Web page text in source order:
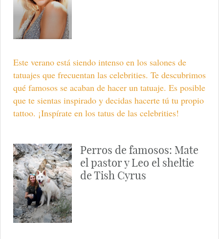
Este verano está siendo intenso en los salones de
tatuajes que frecuentan las celebrities. Te descubrimos
qué famosos se acaban de hacer un tatuaje. Es posible
que te sientas inspirado y decidas hacerte tú tu propio
tattoo. ¡Inspírate en los tatus de las celebrities!
Perros de famosos: Mate
el pastor y Leo el sheltie
de Tish Cyrus